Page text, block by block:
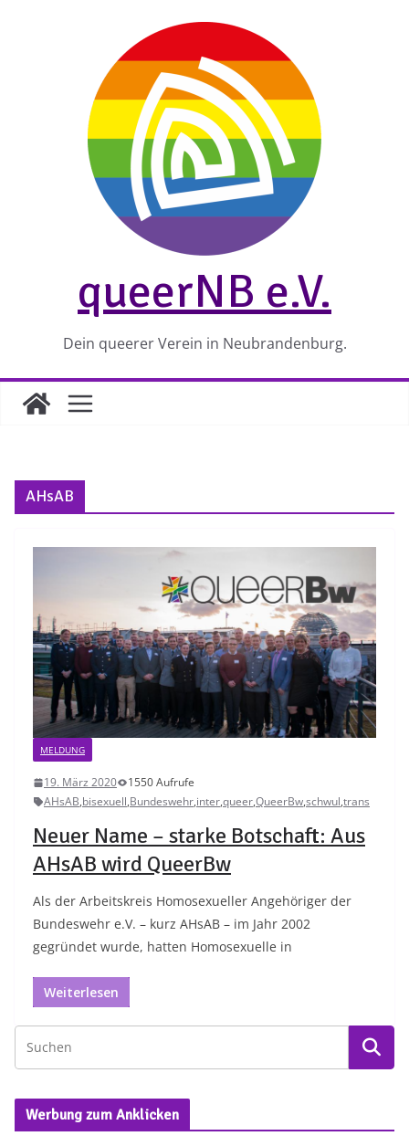
queerNB e.V.
Dein queerer Verein in Neubrandenburg.
AHsAB
MELDUNG
19. März 2020
1550 Aufrufe
AHsAB,bisexuell,Bundeswehr,inter,queer,QueerBw,schwul,trans
Neuer Name – starke Botschaft: Aus
AHsAB wird QueerBw
Als der Arbeitskreis Homosexueller Angehöriger der
Bundeswehr e.V. – kurz AHsAB – im Jahr 2002
gegründet wurde, hatten Homosexuelle in
Weiterlesen
Werbung zum Anklicken